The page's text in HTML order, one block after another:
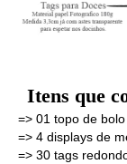
Itens que
=> 01 topo de bolo
=> 4 displays de
=> 30 tags